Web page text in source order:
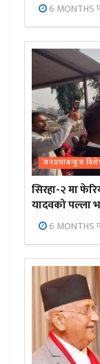
6 MONTHS
जनप्रभाबन्युज
सिरहा-२ मा
यादवको पल्ला
6 MONTHS